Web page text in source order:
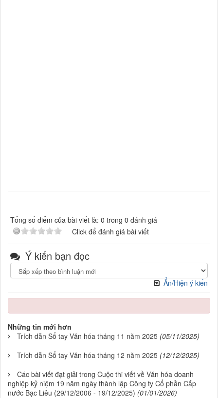
Tổng số điểm của bài viết là: 0 trong 0 đánh giá
Click để đánh giá bài viết
Ý kiến bạn đọc
Ẩn/Hiện ý kiến
Những tin mới hơn
Trích dẫn Sổ tay Văn hóa tháng 11 năm 2025 (05/11/2025)
Trích dẫn Sổ tay Văn hóa tháng 12 năm 2025 (12/12/2025)
Các bài viết đạt giải trong Cuộc thi viết về Văn hóa doanh
nghiệp kỷ niệm 19 năm ngày thành lập Công ty Cổ phần Cấp
nước Bạc Liêu (29/12/2006 - 19/12/2025) (01/01/2026)